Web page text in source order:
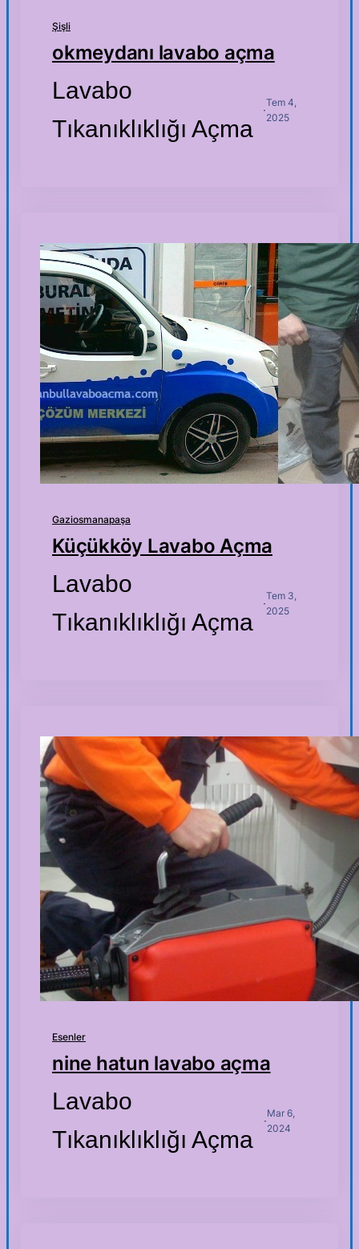
Şişli
okmeydanı lavabo açma
Lavabo
Tıkanıklıklığı Açma
·
Tem 4,
2025
Gaziosmanapaşa
Küçükköy Lavabo Açma
Lavabo
Tıkanıklıklığı Açma
·
Tem 3,
2025
Esenler
nine hatun lavabo açma
Lavabo
Tıkanıklıklığı Açma
·
Mar 6,
2024